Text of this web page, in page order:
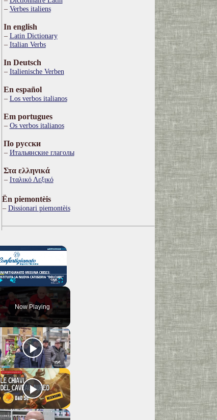
Verbes italiens
In english
Latin Dictionary
Italian Verbs
In Deutsch
Italienische Verben
En español
Los verbos italianos
Em portugues
Os verbos italianos
По русски
Итальянские глаголы
Στα ελληνικά
Ιταλικό Λεξικό
Ën piemontèis
Dissionari piemontèis
×
Play Fullscreen
Now Playing